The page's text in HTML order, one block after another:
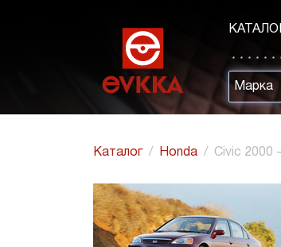
КАТАЛОГ
Каталог Honda Civic 2000